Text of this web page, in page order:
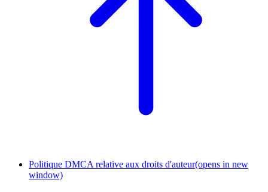
Politique DMCA relative aux droits d'auteur(opens in new
window)